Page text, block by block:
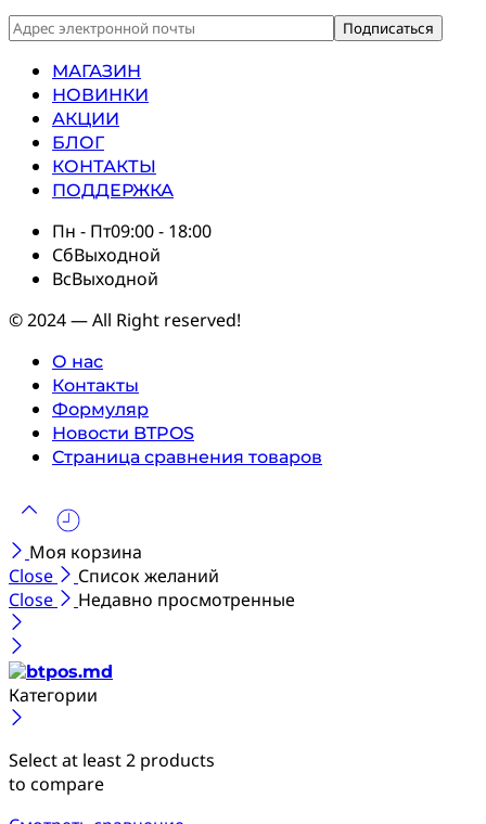
МАГАЗИН
НОВИНКИ
АКЦИИ
БЛОГ
КОНТАКТЫ
ПОДДЕРЖКА
Пн - Пт09:00 - 18:00
СбВыходной
ВсВыходной
© 2024 — All Right reserved!
О нас
Контакты
Формуляр
Новости BTPOS
Страница сравнения товаров
Моя корзина
Close
Список желаний
Close
Недавно просмотренные
Категории
Select at least 2 products
to compare